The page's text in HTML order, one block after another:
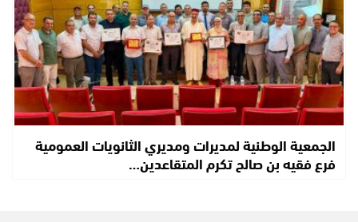
الجمعية الوطنية لمديرات ومديري الثانويات العمومية
فرع فقيه بن صالح تكرم المتقاعدين…